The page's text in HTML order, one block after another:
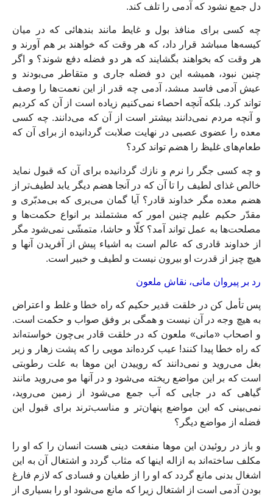
دل جمع نشود كه آدمى را تلف كند.
چه كسى براى منافذ بول و غايط مانند بندهائى كه در ميان
كيسه‌‏ها مى‏باشد قرار داد، كه هر وقت كه خواهند بر هم آورند و
هر وقت كه بخواهند بگشايند كه هر دو فضله دفع شوند؟ و اگر
چنين نبود، هميشه اين دو فضله جارى و متقاطر مى‏‌بودند و
عيش آدمى فاسد مى‏شد، آدمى چه قدر از اين نعمت‌ها را وصف
تواند كرد. بلكه آنچه احصاء نمى‌‏كنيم زياده است از آن كه كرديم
و آنچه مردم نمى‏‌دانند بيشتر است از آن كه مى‏‌دانند. چه كسى
معده را عضوى عصبى در نهايت صلابت گردانيده از براى آن كه
طعام‌هاى غليظ را هضم تواند كرد؟
و چه كسى جگر را نرم و نازك گردانيده براى آن كه قبول نمايد
خالص غذاى لطيف را تا آن كه در آنجا هضم ديگر يابد لطيف‏‌تر از
هضم معده مگر خداوند قادر؟ آيا گمان مى‏‌برى كه بى‏‌مدبّرى و
مقدّر حكيم عليم چنين امور كه‏ مشتملند بر انواع حكمت‌ها و
مصلحت‌ها به عمل تواند آمد؟ كلّا و حاشا، متمشّى نمى‏‌شود مگر
از خداوند قادرى كه عالم است به اشياء پيش از آفريدن آن‏ها و
هيچ چيز از قدرت او بيرون نيست و لطيف و خبير است.
رد بر پيروان مانى‏، نقاش ملعون
پس تأمل كن در خلقت قدير حكيم كه راه خطا و غلط و اعتراض
به هيچ وجه در آن نيست و همگى بر وفق صواب و حكمت است.
و اصحاب «مانى» ملعون كه در خلقت قادر بى‏‌چون خواسته‏‌اند
كه راه خطا پيدا كنند! عيب كرده‏‌اند مویى را كه پشت زهار و زير
بغل مى‏‌رويد و نمى‏‌دانند كه رویيدن اين موها به علت رطوبتى
است كه بر اين مواضع ريخته مى‌‏شود و در آنها مو مى‏‌رويد مانند
گياهى كه در جايى كه آب جمع مى‏‌شود از زمين مى‏‌رويد،
نمى‏‌بينى كه اين مواضع پنهان‌‏تر و مناسب‏‌ترند براى قبول اين
فضله از مواضع ديگر؟
و باز در روئيدن اين موها منفعت دينى هست انسان را كه او را
مكلف ساخته‌‏اند به ازاله اينها كه مثاب گردد و اشتغال آن به اين
اشغال بدنى مانع گردد كه او را از طغيان و فسادى كه لازم فارغ
بودن آدمى است از اشتغال زيرا كه مانع مى‌‏شود او را بسيارى از